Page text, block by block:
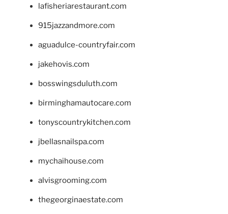
lafisheriarestaurant.com
915jazzandmore.com
aguadulce-countryfair.com
jakehovis.com
bosswingsduluth.com
birminghamautocare.com
tonyscountrykitchen.com
jbellasnailspa.com
mychaihouse.com
alvisgrooming.com
thegeorginaestate.com